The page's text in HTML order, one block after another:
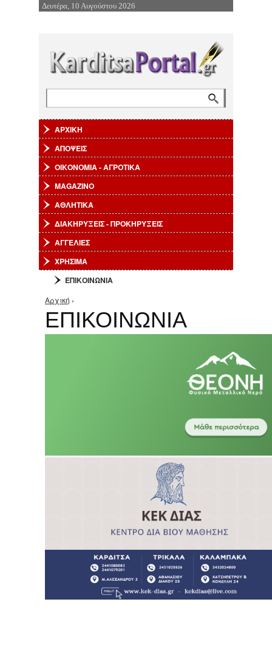
Επιστροφή στην Πλοήγηση
Δευτέρα, 10 Αυγούστου 2026
ΑΡΧΙΚΗ
ΑΠΟΨΕΙΣ
ΟΙΚΟΝΟΜΙΑ - ΑΓΡΟΤΙΚΑ
MAGAZINO
ΑΘΛΗΤΙΚΑ
ΔΙΑΚΗΡΥΞΕΙΣ - ΠΡΟΚΗΡΥΞΕΙΣ
ΑΓΓΕΛΙΕΣ
ΧΡΗΣΙΜΑ
ΕΠΙΚΟΙΝΩΝΙΑ
Είστε εδώ
Αρχική ›
ΕΠΙΚΟΙΝΩΝΙΑ